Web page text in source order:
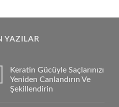
YAZILAR
Keratin Gücüyle Saçlarınızı
Yeniden Canlandırın Ve
Şekillendirin